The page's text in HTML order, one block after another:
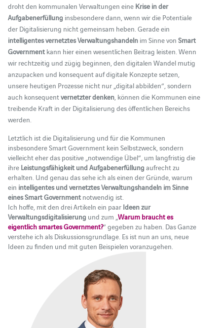
droht den kommunalen Verwaltungen eine Krise in der
Aufgabenerfüllung insbesondere dann, wenn wir die Potentiale
der Digitalisierung nicht gemeinsam heben. Gerade ein
intelligentes vernetztes Verwaltungshandelnim Sinne von Smart
Governmentkann hier einen wesentlichen Beitrag leisten. Wenn
wir rechtzeitig und zügig beginnen, den digitalen Wandel mutig
anzupacken und konsequent auf digitale Konzepte setzen,
unsere heutigen Prozesse nicht nur „digital abbilden“, sondern
auch konsequentvernetzter denken, können die Kommunen eine
treibende Kraft in der Digitalisierung des öffentlichen Bereichs
werden.
Letztlich ist die Digitalisierung und für die Kommunen
insbesondere Smart Government kein Selbstzweck, sondern
vielleicht eher das positive „notwendige Übel“, um langfristig die
ihreLeistungsfähigkeit und Aufgabenerfüllung aufrecht zu
erhalten. Und genau das sehe ich als einen der Gründe, warum
ein intelligentes und vernetztes Verwaltungshandeln im Sinne
eines Smart Governmentnotwendig ist.
Ich hoffe, mit den drei Artikeln ein paar Ideen zur
Verwaltungsdigitalisierung und zum „Warum braucht es
eigentlich smartes Government?“ gegeben zu haben. Das Ganze
verstehe ich als Diskussionsgrundlage. Es ist nun an uns, neue
Ideen zu finden und mit guten Beispielen voranzugehen.